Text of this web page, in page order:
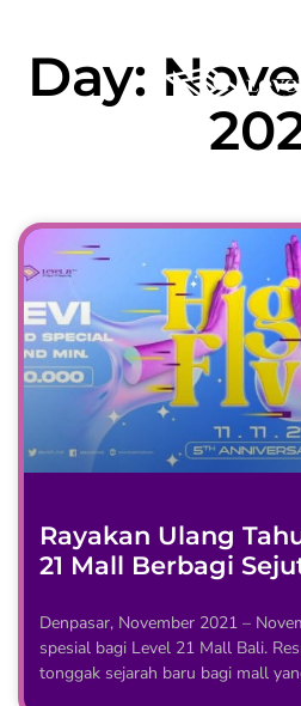
Day:
Rayakan Ulang
21 Mall Berbagi
Denpasar, November 2021 –
spesial bagi Level 21 Mall Bali.
tonggak sejarah baru bagi mall